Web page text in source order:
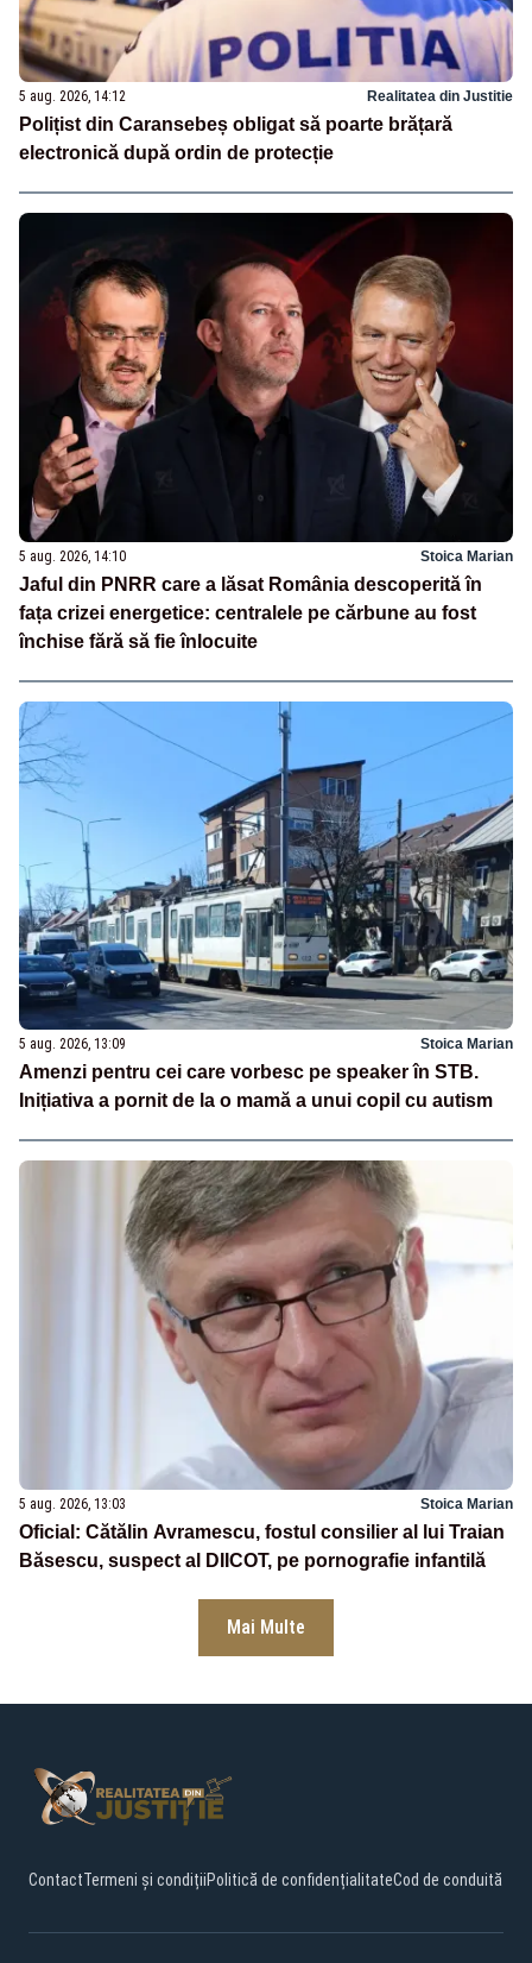
5 aug. 2026, 14:12 Realitatea din Justitie
Polițist din Caransebeș obligat să poarte brățară
electronică după ordin de protecție
5 aug. 2026, 14:10 Stoica Marian
Jaful din PNRR care a lăsat România descoperită în
fața crizei energetice: centralele pe cărbune au fost
închise fără să fie înlocuite
5 aug. 2026, 13:09 Stoica Marian
Amenzi pentru cei care vorbesc pe speaker în STB.
Inițiativa a pornit de la o mamă a unui copil cu autism
5 aug. 2026, 13:03 Stoica Marian
Oficial: Cătălin Avramescu, fostul consilier al lui Traian
Băsescu, suspect al DIICOT, pe pornografie infantilă
Mai Multe
ContactTermeni și condițiiPolitică de confidențialitateCod de conduită